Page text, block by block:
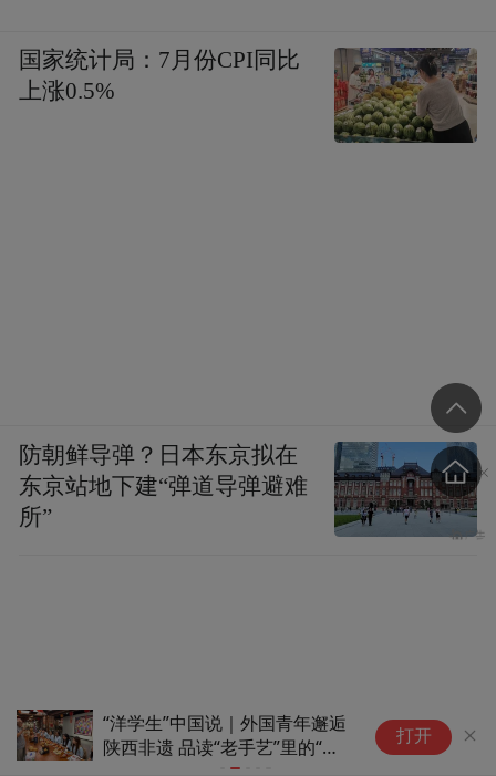
“洋学生”中国说｜外国青年邂逅
陕西非遗 品读“老手艺”里的“新
打开
国家统计局：7月份CPI同比
上涨0.5%
防朝鲜导弹？日本东京拟在
东京站地下建“弹道导弹避难
所”